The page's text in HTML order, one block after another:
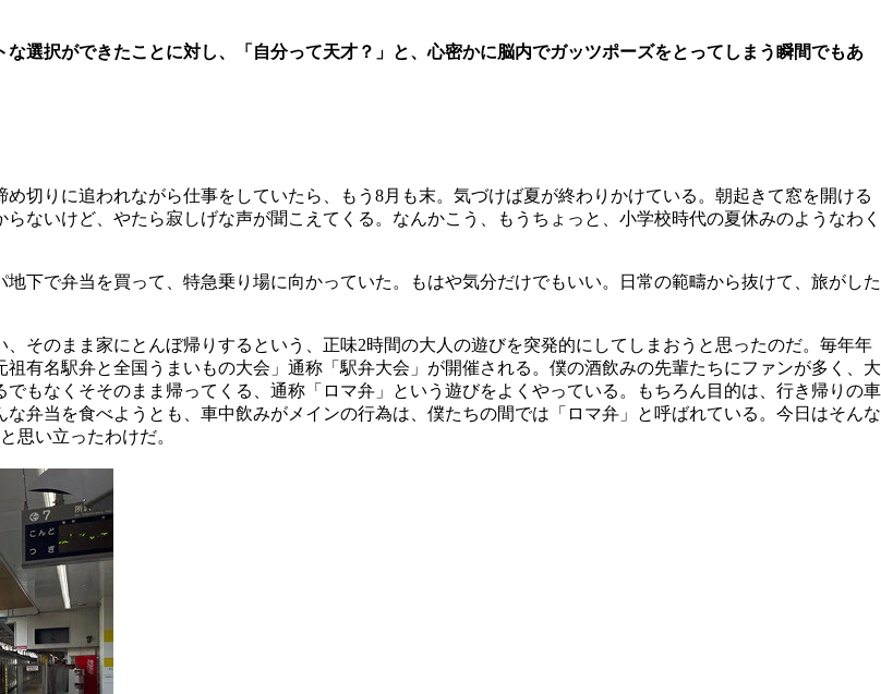
選択ができたことに対し、「自分って天才？」と、心密かに脳内でガッツポーズをとってしまう瞬間でもあ
切りに追われながら仕事をしていたら、もう8月も末。気づけば夏が終わりかけている。朝起きて窓を開ける
ないけど、やたら寂しげな声が聞こえてくる。なんかこう、もうちょっと、小学校時代の夏休みのようなわく
下で弁当を買って、特急乗り場に向かっていた。もはや気分だけでもいい。日常の範疇から抜けて、旅がした
そのまま家にとんぼ帰りするという、正味2時間の大人の遊びを突発的にしてしまおうと思ったのだ。毎年年
有名駅弁と全国うまいもの大会」通称「駅弁大会」が開催される。僕の酒飲みの先輩たちにファンが多く、大
もなくそそのまま帰ってくる、通称「ロマ弁」という遊びをよくやっている。もちろん目的は、行き帰りの車
弁当を食べようとも、車中飲みがメインの行為は、僕たちの間では「ロマ弁」と呼ばれている。今日はそんな
思い立ったわけだ。